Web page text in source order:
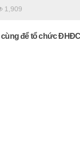
1,909
để tổ chức